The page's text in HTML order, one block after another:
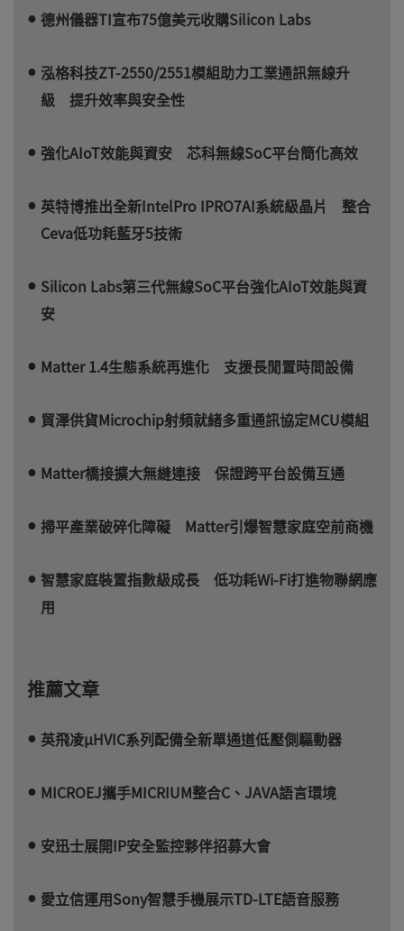
德州儀器TI宣布75億美元收購Silicon Labs
泓格科技ZT-2550/2551模組助力工業通訊無線升
級 提升效率與安全性
強化AIoT效能與資安 芯科無線SoC平台簡化高效
英特博推出全新IntelPro IPRO7AI系統級晶片 整合
Ceva低功耗藍牙5技術
Silicon Labs第三代無線SoC平台強化AIoT效能與資
安
Matter 1.4生態系統再進化 支援長閒置時間設備
貿澤供貨Microchip射頻就緒多重通訊協定MCU模組
Matter橋接擴大無縫連接 保證跨平台設備互通
掃平產業破碎化障礙 Matter引爆智慧家庭空前商機
智慧家庭裝置指數級成長 低功耗Wi-Fi打進物聯網應
用
推薦文章
英飛凌µHVIC系列配備全新單通道低壓側驅動器
MICROEJ攜手MICRIUM整合C、JAVA語言環境
安迅士展開IP安全監控夥伴招募大會
愛立信運用Sony智慧手機展示TD-LTE語音服務